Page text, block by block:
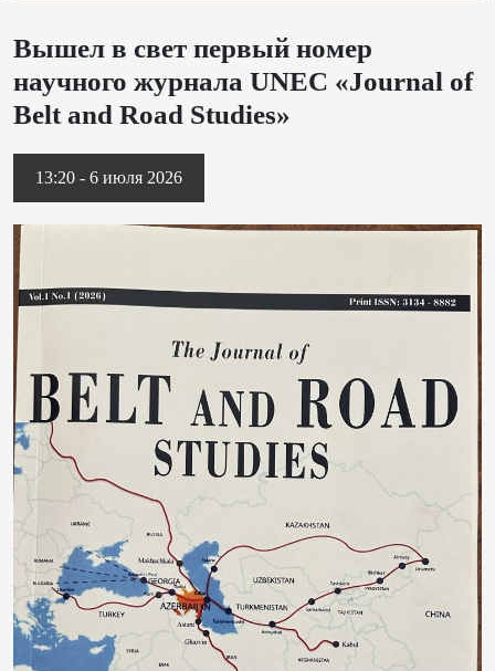
Вышел в свет первый номер
научного журнала UNEC «Journal of
Belt and Road Studies»
13:20 - 6 июля 2026